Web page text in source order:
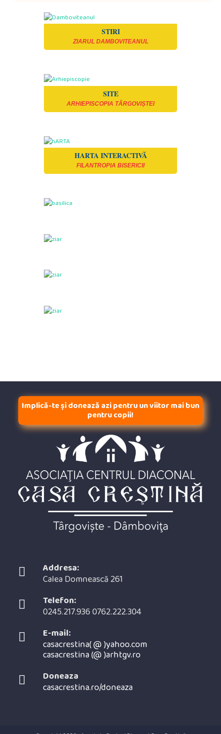
STIRI
ZIARUL DAMBOVITEANUL
SITE
ARHIEPISCOPIA TÂRGOVIȘTEI
HARTA INTERACTIVĂ
FILANTROPIA BISERICII
Implică-te și donează azi pentru un viitor mai bun
pentru copii!
Addresa:
Calea Domnească 261
Telefon:
0245.217.936 0762.222.304
E-mail:
casacrestina( @ )yahoo.com
casacrestina (@ )arhtgv.roOpens
Doneaza
casacrestina.ro/doneaza